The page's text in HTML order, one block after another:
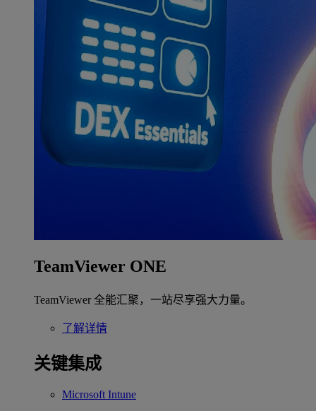
TeamViewer ONE
TeamViewer 全能汇聚，一站尽享强大力量。
了解详情
关键集成
Microsoft Intune